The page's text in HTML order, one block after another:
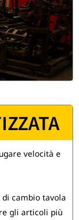
velocità e
cambio tavola
gli articoli più